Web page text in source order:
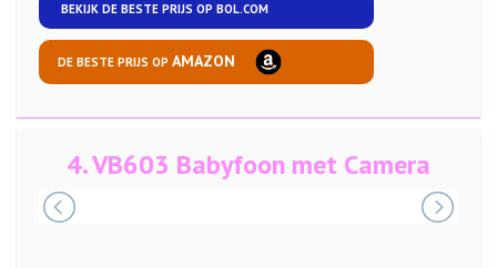
BEKIJK DE BESTE PRIJS OP BOL.COM
DE BESTE PRIJS OP AMAZON
4.VB603 Babyfoon met Camera